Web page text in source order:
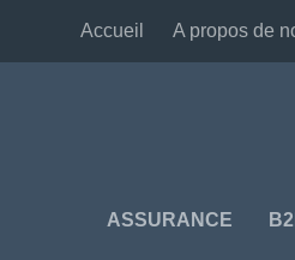
Accueil A propos de
ASSURANCE